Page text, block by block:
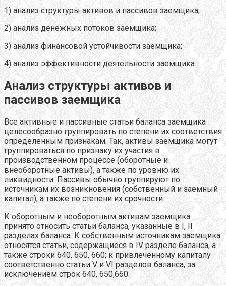
1) анализ структуры активов и пассивов заемщика;
2) анализ денежных потоков заемщика;
3) анализ финансовой устойчивости заемщика;
4) анализ эффективности деятельности заемщика.
Анализ структуры активов и
пассивов заемщика
Все активные и пассивные статьи баланса заемщика
целесообразно группировать по степени их соответствия
определенным признакам. Так, активы заемщика могут
группироваться по признаку их участия в
производственном процессе (оборотные и
внеоборотные активы), а также по уровню их
ликвидности. Пассивы обычно группируют по
источникам их возникновения (собственный и заемный
капитал), а также по степени их срочности.
К оборотным и необоротным активам заемщика
принято относить статьи баланса, указанные в I, II
разделах баланса. К собственным источникам заемщика
относятся статьи, содержащиеся в IV разделе баланса, а
также строки 640, 650, 660; к привлеченному капиталу
соответственно статьи V и VI разделов баланса, за
исключением строк 640, 650,660.